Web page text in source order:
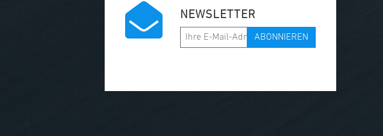
NEWSLETTER
ABONNIEREN